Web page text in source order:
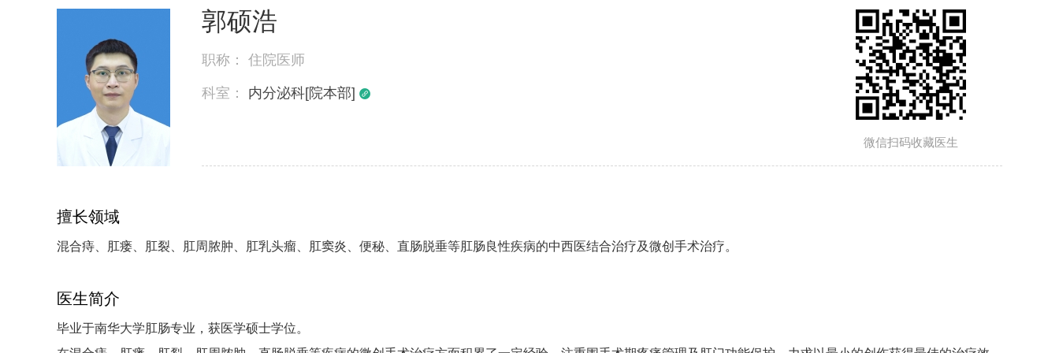
郭硕浩
职称： 住院医师
科室： 内分泌科[院本部] 
微信扫码收藏医生
擅长领域
混合痔、肛瘘、肛裂、肛周脓肿、肛乳头瘤、肛窦炎、便秘、直肠脱垂等肛肠良性疾病的中西医结合治疗及微创手术治疗。
医生简介
毕业于南华大学肛肠专业，获医学硕士学位。